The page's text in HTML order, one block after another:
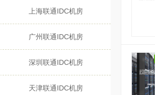
上海联通IDC机房
广州联通IDC机房
深圳联通IDC机房
天津联通IDC机房